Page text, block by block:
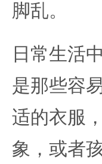
脚乱。
日常生活
是那些容
适的衣服
象，或者